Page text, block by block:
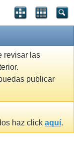
revisar las
publicar
haz click aquí.